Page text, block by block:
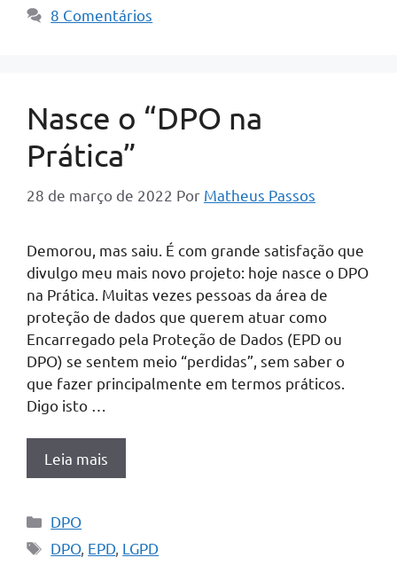
8 Comentários
Nasce o “DPO na
Prática”
28 de março de 2022 Por Matheus Passos
Demorou, mas saiu. É com grande satisfação que
divulgo meu mais novo projeto: hoje nasce o DPO
na Prática. Muitas vezes pessoas da área de
proteção de dados que querem atuar como
Encarregado pela Proteção de Dados (EPD ou
DPO) se sentem meio “perdidas”, sem saber o
que fazer principalmente em termos práticos.
Digo isto …
Leia mais
Categorias
DPO
Tags
DPO, EPD LGPD